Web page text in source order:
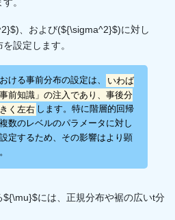
、および(${\sigma^2}$)に対し
設定します。
ける事前分布の設定は、
いわば
前知識」の注入であり、事後分
く左右 します。特に階層的回帰
数のレベルのパラメータに対し
定するため、その影響はより顕
には、正規分布や裾の広いt分